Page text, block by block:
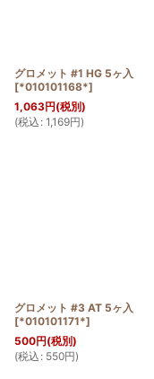
グロメット #1 HG 5ヶ入
[*010101168*]
1,063円(税別)
(税込 : 1,169円)
グロメット #3 AT 5ヶ入
[*010101171*]
500円(税別)
(税込 : 550円)